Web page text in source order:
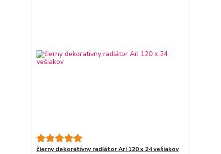
čierny dekoratívny radiátor Ari 120 x 24 vešiakov